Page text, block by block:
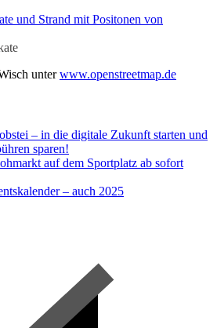
unterwww.openstreetmap.de
– in die digitale Zukunft starten und
sparen!
auf dem Sportplatz ab sofort
– auch 2025